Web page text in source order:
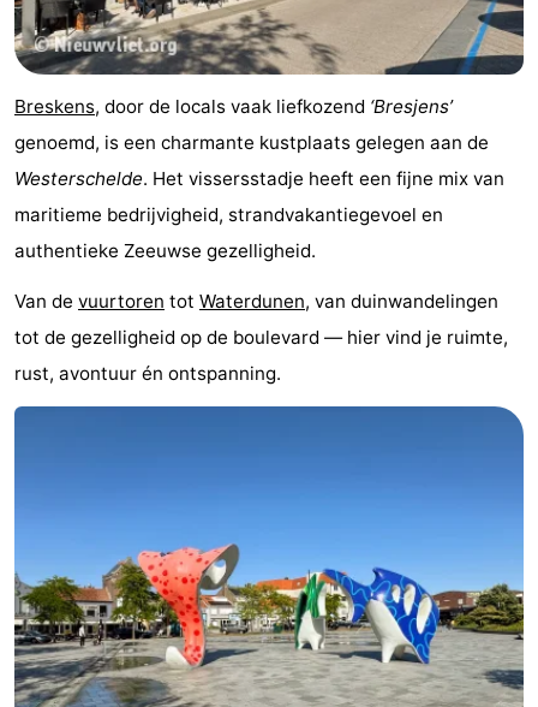
Vakantiehuizen
Bad
-
Resort
Nieuwvliet-
Bad
De
Meulinge
-
EuroParcs
Cadzand
-
Hoogduin
Noordzee
Bad
-
Bad
Strand
Resort
Nieuwvliet-
-
Waterdunen
-
Zeebad
-
Breskens, door de locals vaak liefkozend ‘Bresjens’
genoemd, is een charmante kustplaats gelegen aan de
Westerschelde. Het vissersstadje heeft een fijne mix van
maritieme bedrijvigheid, strandvakantiegevoel en
authentieke Zeeuwse gezelligheid.
Van de vuurtoren tot Waterdunen, van duinwandelingen
tot de gezelligheid op de boulevard — hier vind je ruimte,
rust, avontuur én ontspanning.